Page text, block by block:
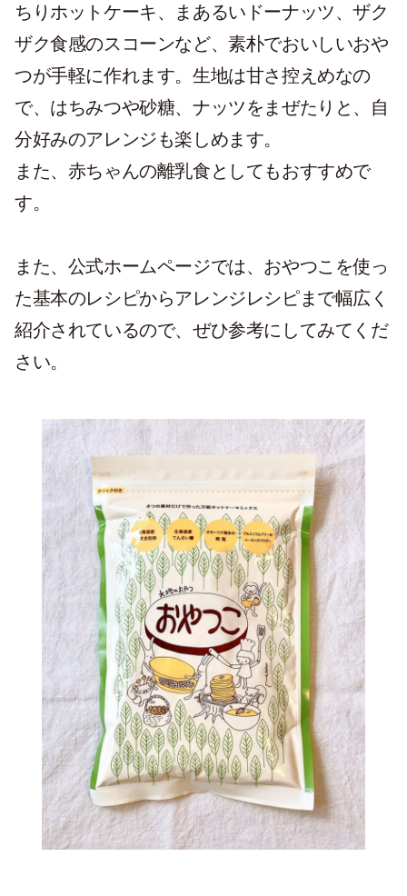
ちりホットケーキ、まあるいドーナッツ、ザク
ザク食感のスコーンなど、素朴でおいしいおや
つが手軽に作れます。生地は甘さ控えめなの
で、はちみつや砂糖、ナッツをまぜたりと、自
分好みのアレンジも楽しめます。
また、赤ちゃんの離乳食としてもおすすめで
す。
また、公式ホームページでは、おやつこを使っ
た基本のレシピからアレンジレシピまで幅広く
紹介されているので、ぜひ参考にしてみてくだ
さい。